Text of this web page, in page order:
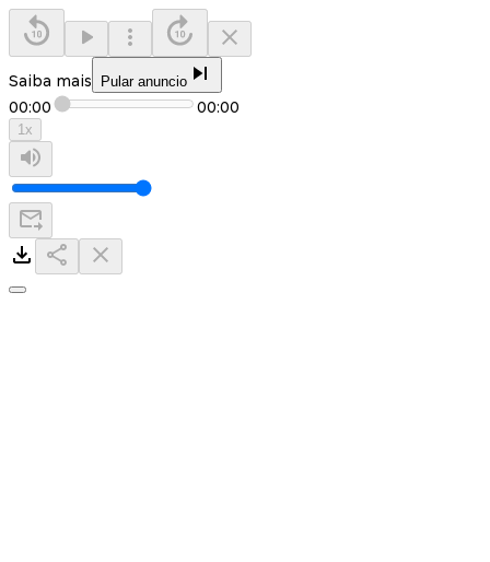
Saiba mais Pular anuncio
00:00 00:00
1x